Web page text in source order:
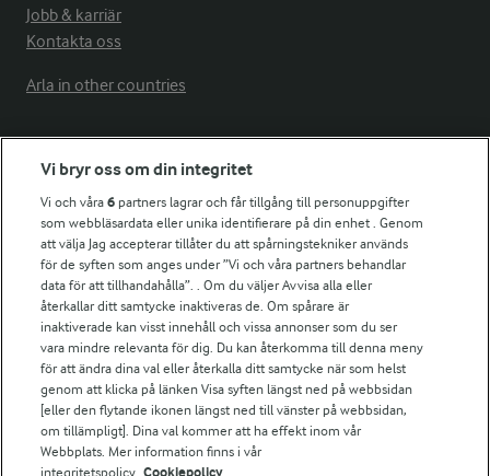
Jobb & karriär
Kontakta oss
Arla in other countries
Fler Arlasajter
För ägare
Arlas kundportal
Arla.com
Falbygdens Ost
Arla webbshop
Bildbank
Följ oss
Vi bryr oss om din integritet
Vi och våra6 partners lagrar och får tillgång till personuppgifter
som webbläsardata eller unika identifierare på din enhet . Genom
att välja Jag accepterar tillåter du att spårningstekniker används
för de syften som anges under ”Vi och våra partners behandlar
data för att tillhandahålla”. . Om du väljer Avvisa alla eller
återkallar ditt samtycke inaktiveras de. Om spårare är
inaktiverade kan visst innehåll och vissa annonser som du ser
vara mindre relevanta för dig. Du kan återkomma till denna meny
för att ändra dina val eller återkalla ditt samtycke när som helst
genom att klicka på länken Visa syften längst ned på webbsidan
[eller den flytande ikonen längst ned till vänster på webbsidan,
om tillämpligt]. Dina val kommer att ha effekt inom vår
Webbplats. Mer information finns i vår
integritetspolicy. Cookiepolicy